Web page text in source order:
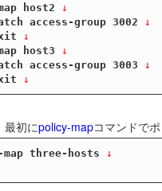
host2 ↓
access-group 3002 ↓
↓
host3 ↓
access-group 3003 ↓
↓
最初にpolicy-mapコマンドで
three-hosts ↓